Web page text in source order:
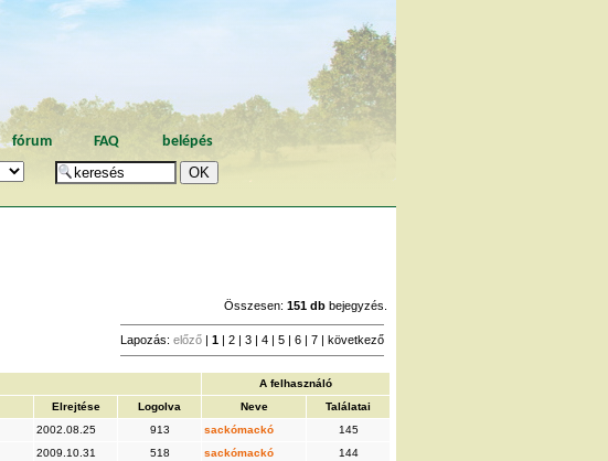
fórum FAQ belépés
Összesen: 151 db bejegyzés.
Lapozás: előző 1 2 3 4 5 6 7 következő
A felhasználó
Elrejtése Logolva Neve
Találatai
2002.08.25 913 sackómackó
145
2009.10.31 518 sackómackó
144